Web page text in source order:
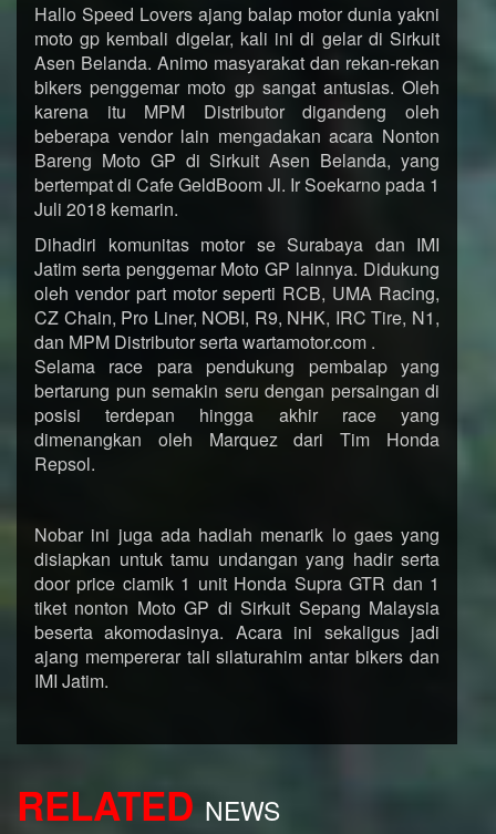
Hallo Speed Lovers ajang balap motor dunia yakni
moto gp kembali digelar, kali ini di gelar di Sirkuit
Asen Belanda. Animo masyarakat dan rekan-rekan
bikers penggemar moto gp sangat antusias. Oleh
karena itu MPM Distributor digandeng oleh
beberapa vendor lain mengadakan acara Nonton
Bareng Moto GP di Sirkuit Asen Belanda, yang
bertempat di Cafe GeldBoom Jl. Ir Soekarno pada 1
Juli 2018 kemarin.
Dihadiri komunitas motor se Surabaya dan IMI
Jatim serta penggemar Moto GP lainnya. Didukung
oleh vendor part motor seperti RCB, UMA Racing,
CZ Chain, Pro Liner, NOBI, R9, NHK, IRC Tire, N1,
dan MPM Distributor serta wartamotor.com .
Selama race para pendukung pembalap yang
bertarung pun semakin seru dengan persaingan di
posisi terdepan hingga akhir race yang
dimenangkan oleh Marquez dari Tim Honda
Repsol.
Nobar ini juga ada hadiah menarik lo gaes yang
disiapkan untuk tamu undangan yang hadir serta
door price ciamik 1 unit Honda Supra GTR dan 1
tiket nonton Moto GP di Sirkuit Sepang Malaysia
beserta akomodasinya. Acara ini sekaligus jadi
ajang mempererar tali silaturahim antar bikers dan
IMI Jatim.
RELATED NEWS